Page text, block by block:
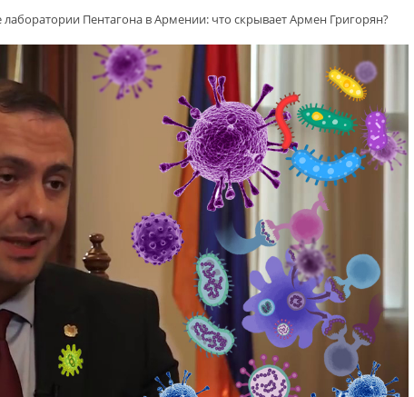
лаборатории Пентагона в Армении: что скрывает Армен Григорян?